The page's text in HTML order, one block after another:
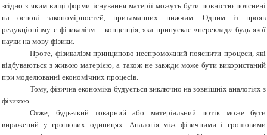
згідно з яким вищі форми існування матерії можуть бути повністю пояснені
на основі закономірностей, притаманних нижчим. Одним із прояв
редукціонізму є фізикалізм – концепція, яка припускає «переклад» будь-якої
науки на мову фізики.
Проте, фізикалізм принципово неспроможний пояснити процеси, які
відбуваються з живою матерією, а також не завжди може бути використаний
при моделюванні економічних процесів.
Тому, фізична економіка будується виключно на зовнішніх аналогіях з
фізикою.
Отже, будь-який товарний або матеріальний потік може бути
виражений у грошових одиницях. Аналогія між фізичними і грошовими